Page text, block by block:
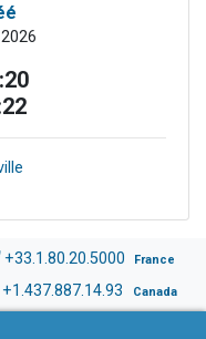
+33.1.80.20.5000 France
+1.437.887.14.93 Canada